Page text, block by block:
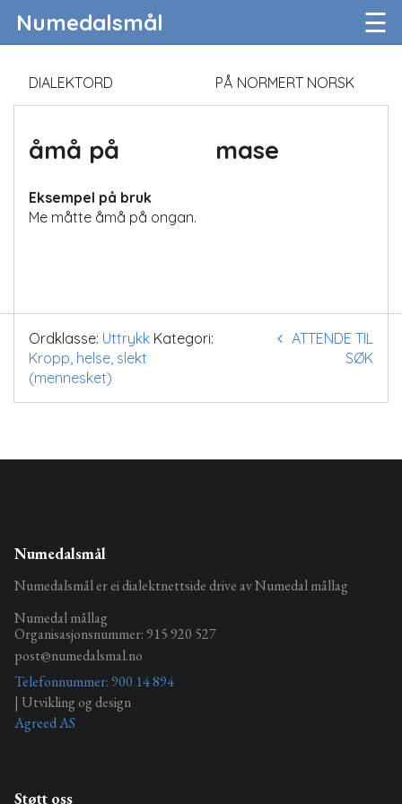
Numedalsmål ☰
DIALEKTORD PÅ NORMERT NORSK
åmå på mase
Eksempel på bruk
Me måtte åmå på ongan.
Ordklasse: Uttrykk Kategori:
Kropp, helse, slekt
(mennesket)
ATTENDE TIL
SØK
Numedalsmål
Numedalsmål er ei dialektnettside drive av Numedal mållag
Numedal mållag
Organisasjonsnummer: 915 920 527
post@numedalsmal.no
Telefonnummer: 900 14 894
| Utvikling og design
Agreed AS
Støtt oss